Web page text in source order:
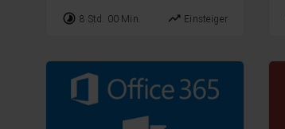
timelapse 8 Std. 00 Min. trending_up Einsteiger